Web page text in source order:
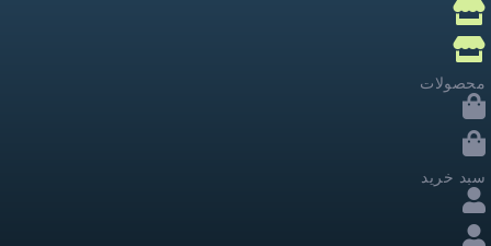
محصولات
سبد خرید